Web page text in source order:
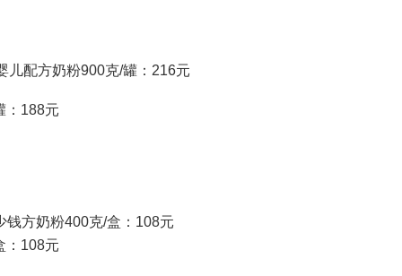
儿配方奶粉900克/罐：216元
：188元
钱方奶粉400克/盒：108元
：108元